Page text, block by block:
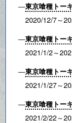
―東京喰種トー
2020/12/7～
―東京喰種トー
2021/1/2～
―東京喰種トー
2021/1/27～
―東京喰種トー
2021/2/22～